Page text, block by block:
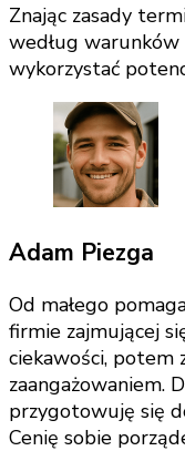
Znając zasady
według warunków
wykorzystać
Adam Piezga
Od małego
firmie zajmującej
ciekawości, potem
zaangażowaniem.
przygotowuję się
Cenię sobie